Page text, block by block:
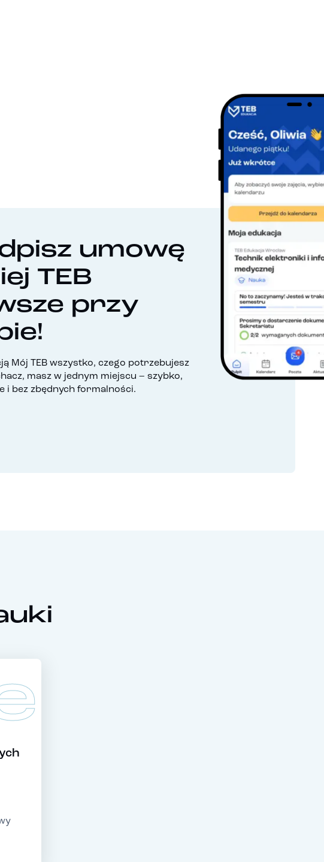
umowę
TEB
przy
Mój TEB wszystko, czego potrzebujesz
masz w jednym miejscu – szybko,
i bez zbędnych formalności.